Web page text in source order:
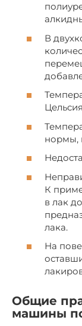
В
нормы,
К
в лак
лака.
На
Общие
машины